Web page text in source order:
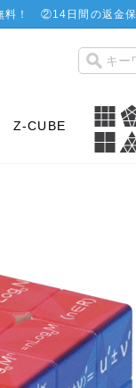
！ ②14日間の返金
Z-CUBE